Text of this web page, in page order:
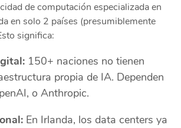
de computación especializada en
en solo 2 países (presumiblemente
significa:
150+ naciones no tienen
propia de IA. Dependen
o Anthropic.
En Irlanda, los data centers ya